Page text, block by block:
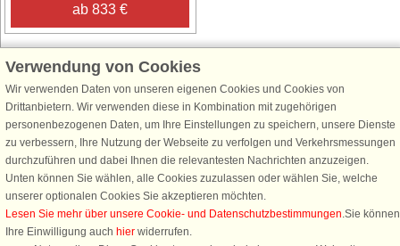
ab 833 €
Schließen Sie sich 100.000 Ferienhaus-Fans an
Erhalten Sie einen Willkommensgutschein von 25 €für Ihren nächsten
Ferienhausurlaub - melden Sie sich einfach für den DanCenter Newsletter
an. Verpassen Sie nie wieder exklusive Angebote, Gewinnspiele und
Urlaubstipps!
Verwendung von Cookies
Wir verwenden Daten von unseren eigenen Cookies und Cookies von
Drittanbietern. Wir verwenden diese in Kombination mit zugehörigen
personenbezogenen Daten, um Ihre Einstellungen zu speichern, unsere Dienste
zu verbessern, Ihre Nutzung der Webseite zu verfolgen und Verkehrsmessungen
durchzuführen und dabei Ihnen die relevantesten Nachrichten anzuzeigen.
Unten können Sie wählen, alle Cookies zuzulassen oder wählen Sie, welche
unserer optionalen Cookies Sie akzeptieren möchten.
Lesen Sie mehr über unsere Cookie- und Datenschutzbestimmungen.Sie können
Ihre Einwilligung auch hier widerrufen.